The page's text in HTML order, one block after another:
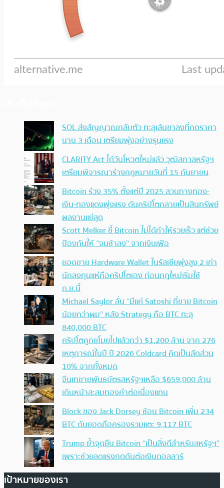
SOL ส่งสัญญาณกลับตัว ทะลุเส้นขาลงที่กดราคา
นาน 3 เดือน เตรียมพุ่งอย่างรุนแรง
CLARITY Act ได้วันโหวตใหม่แล้ว วุฒิสภาสหรัฐฯ
เตรียมพิจารณาร่างกฎหมายวันที่ 15 กันยายน
Bitcoin ร่วง 35% ตั้งแต่ปี 2025 สวนทางทอง-
เงิน-ทองแดงพุ่งแรง ดันคริปโตกลายเป็นสินทรัพย์
ผลงานแย่สุด
Scott Melker ชี้ Bitcoin ไม่ได้ทำให้รวยเร็ว แต่ช่วย
ป้องกันให้ “จนช้าลง” จากเงินเฟ้อ
ยอดขาย Hardware Wallet ในรัสเซียพุ่งสูง 2 เท่า
นักลงทุนแห่ถือคริปโตเอง ก่อนกฎใหม่เริ่มใช้
ก.ย.นี้
Michael Saylor ลั่น “มีแค่ Satoshi ที่ขาย Bitcoin
น้อยกว่าผม” หลัง Strategy ถือ BTC ทะลุ
840,000 BTC
คริปโตถูกขโมยไปแล้วกว่า $1,200 ล้าน จาก 276
เหตุการณ์ในปี ปี 2026 Coldcard คิดเป็นสัดส่วน
10% จากทั้งหมด
จีนเทขายพันธบัตรสหรัฐฯเหลือ $659,000 ล้าน
เดินหน้าสะสมทองคำต่อเนื่องแทน
Block ของ Jack Dorsey ช้อน Bitcoin เพิ่ม 234
BTC ดันยอดถือครองรวมแตะ 9,117 BTC
Trump ย้ำจุดยืน Bitcoin “เป็นสิ่งดีสำหรับสหรัฐฯ”
เพราะช่วยลดแรงกดดันต่อเงินดอลลาร์
เป้าหมายของเรา